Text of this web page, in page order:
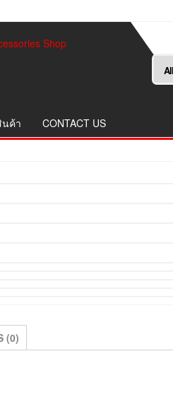
นค้า CONTACT US
(0)